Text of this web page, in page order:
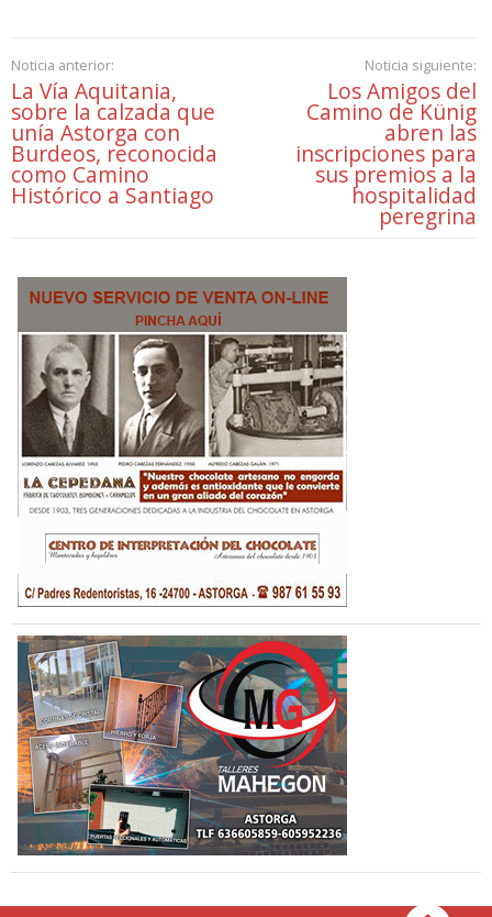
Noticia anterior:
La Vía Aquitania,
sobre la calzada que
unía Astorga con
Burdeos, reconocida
como Camino
Histórico a Santiago
Noticia siguiente:
Los Amigos del
Camino de Künig
abren las
inscripciones para
sus premios a la
hospitalidad
peregrina